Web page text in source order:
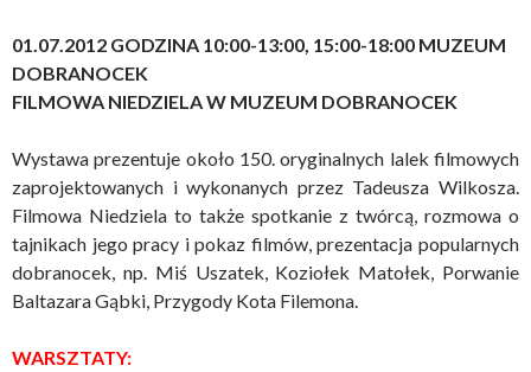
01.07.2012 GODZINA 10:00-13:00, 15:00-18:00 MUZEUM
DOBRANOCEK
FILMOWA NIEDZIELA W MUZEUM DOBRANOCEK
Wystawa prezentuje około 150. oryginalnych lalek filmowych
zaprojektowanych i wykonanych przez Tadeusza Wilkosza.
Filmowa Niedziela to także spotkanie z twórcą, rozmowa o
tajnikach jego pracy i pokaz filmów, prezentacja popularnych
dobranocek, np. Miś Uszatek, Koziołek Matołek, Porwanie
Baltazara Gąbki, Przygody Kota Filemona.
WARSZTATY: